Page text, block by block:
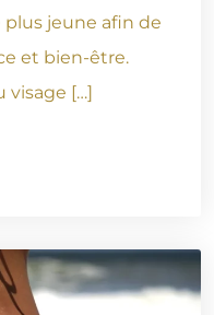
jeune afin de
et bien-être.
visage […]